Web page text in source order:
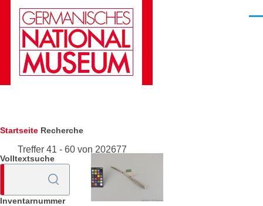
Direkt zum Inhalt
Pfadnavigation
Startseite Recherche
Treffer 41 - 60 von 202677
Volltextsuche
Inventarnummer